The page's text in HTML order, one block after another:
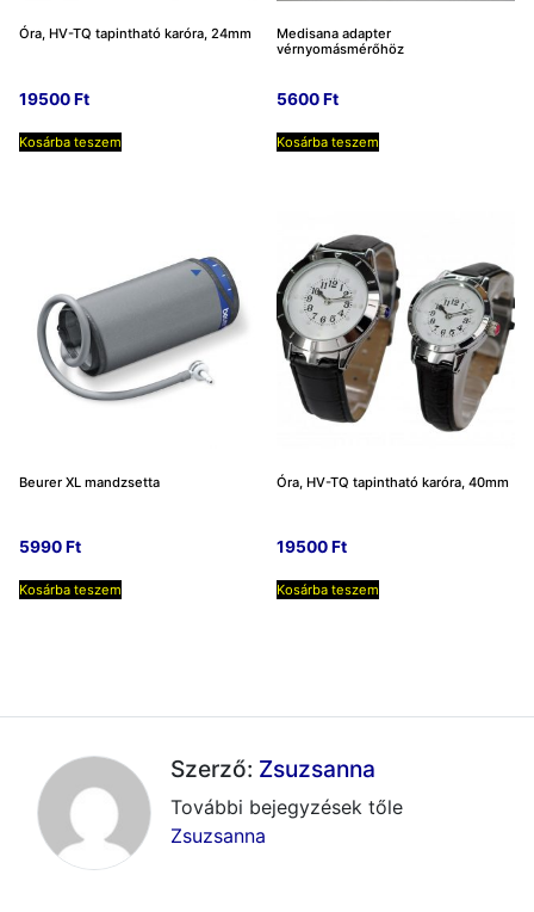
Óra, HV-TQ tapintható karóra, 24mm
19500Ft
Kosárba teszem
Medisana adapter
vérnyomásmérőhöz
5600Ft
Kosárba teszem
Beurer XL mandzsetta
5990Ft
Kosárba teszem
Óra, HV-TQ tapintható karóra, 40mm
19500Ft
Kosárba teszem
Szerző: Zsuzsanna
További bejegyzések tőle
Zsuzsanna